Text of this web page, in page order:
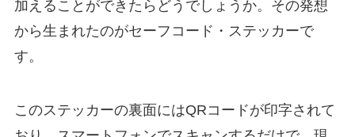
加えることができたらどうでしょうか。その発想
から生まれたのがセーフコード・ステッカーで
す。
このステッカーの裏面にはQRコードが印字されて